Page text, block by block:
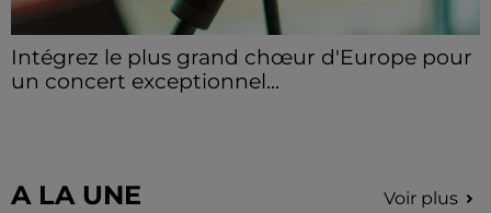
Intégrez le plus grand chœur d'Europe pour
un concert exceptionnel...
A LA UNE Voir plus